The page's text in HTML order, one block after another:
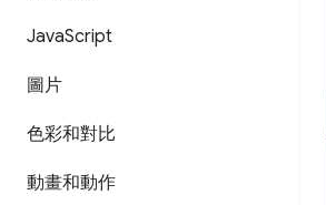
JavaScript
圖片
色彩和對比
動畫和動作